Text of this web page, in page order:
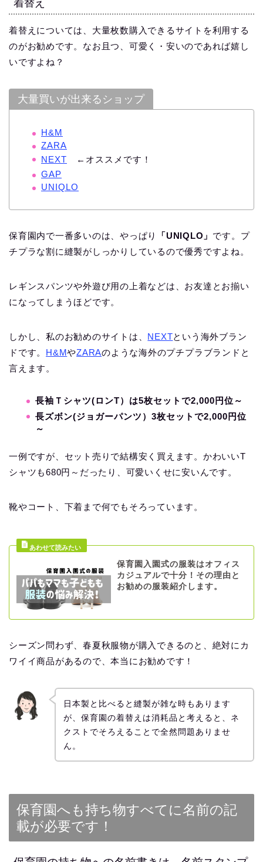
着替え
着替えについては、大量枚数購入できるサイトを利用する
のがお勧めです。なお且つ、可愛く・安いのであれば嬉し
いですよね？
大量買いが出来るショップ
H&M
ZARA
NEXT ←オススメです！
GAP
UNIQLO
保育園内で一番多いのは、やっぱり 「UNIQLO」 です。プ
チプラな割に縫製がしっかりしているので優秀ですよね。
レギンスパンツや外遊び用の上着などは、お友達とお揃い
になってしまうほどです。
しかし、私のお勧めのサイトは、 NEXTという海外ブラン
ドです。 H&MやZARAのような海外のプチプラブランドと
言えます。
長袖Ｔシャツ(ロンT）は5枚セットで2,000円位～
長ズボン(ジョガーパンツ）3枚セットで2,000円位
～
一例ですが、セット売りで結構安く買えます。かわいいT
シャツも680円～だったり、可愛いくせに安いんです。
靴やコート、下着まで何でもそろっています。
保育園入園式の服装はオフィス
カジュアルで十分！その理由と
お勧めの服装紹介します。
シーズン問わず、春夏秋服物が購入できるのと、絶対にカ
ワイイ商品があるので、本当にお勧めです！
日本製と比べると縫製が雑な時もあります
が、保育園の着替えは消耗品と考えると、ネ
クストでそろえることで全然問題ありませ
ん。
保育園へも持ち物すべてに名前の記
載が必要です！